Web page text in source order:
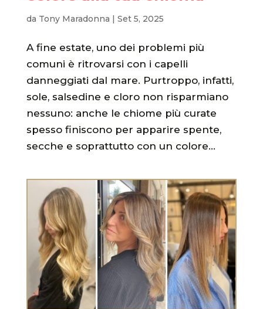
da Tony Maradonna | Set 5, 2025
A fine estate, uno dei problemi più
comuni è ritrovarsi con i capelli
danneggiati dal mare. Purtroppo, infatti,
sole, salsedine e cloro non risparmiano
nessuno: anche le chiome più curate
spesso finiscono per apparire spente,
secche e soprattutto con un colore...